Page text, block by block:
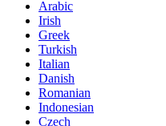
Arabic
Irish
Greek
Turkish
Italian
Danish
Romanian
Indonesian
Czech